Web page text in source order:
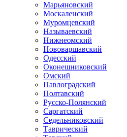
Марьяновский
Москаленский
Муромцевский
Называевский
Нижнеомский
Нововаршавский
Одесский
Оконешниковский
Омский
Павлоградский
Полтавский
Русско-Полянский
Саргатский
Седельниковский
Таврический